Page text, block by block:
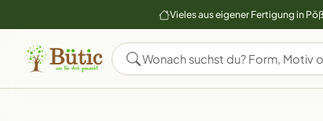
Vieles aus eigener Fertigung in